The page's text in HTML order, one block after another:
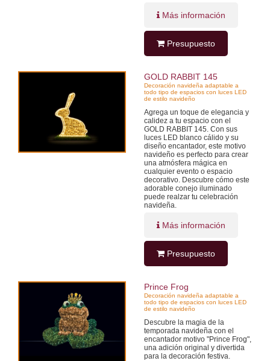
Más información
Presupuesto
GOLD RABBIT 145
Decoración navideña adaptable a
todo tipo de espacios con luces LED
de estilo navideño
Agrega un toque de elegancia y
calidez a tu espacio con el
GOLD RABBIT 145. Con sus
luces LED blanco cálido y su
diseño encantador, este motivo
navideño es perfecto para crear
una atmósfera mágica en
cualquier evento o espacio
decorativo. Descubre cómo este
adorable conejo iluminado
puede realzar tu celebración
navideña.
Más información
Presupuesto
Prince Frog
Decoración navideña adaptable a
todo tipo de espacios con luces LED
de estilo navideño
Descubre la magia de la
temporada navideña con el
encantador motivo "Prince Frog",
una adición original y divertida
para la decoración festiva.